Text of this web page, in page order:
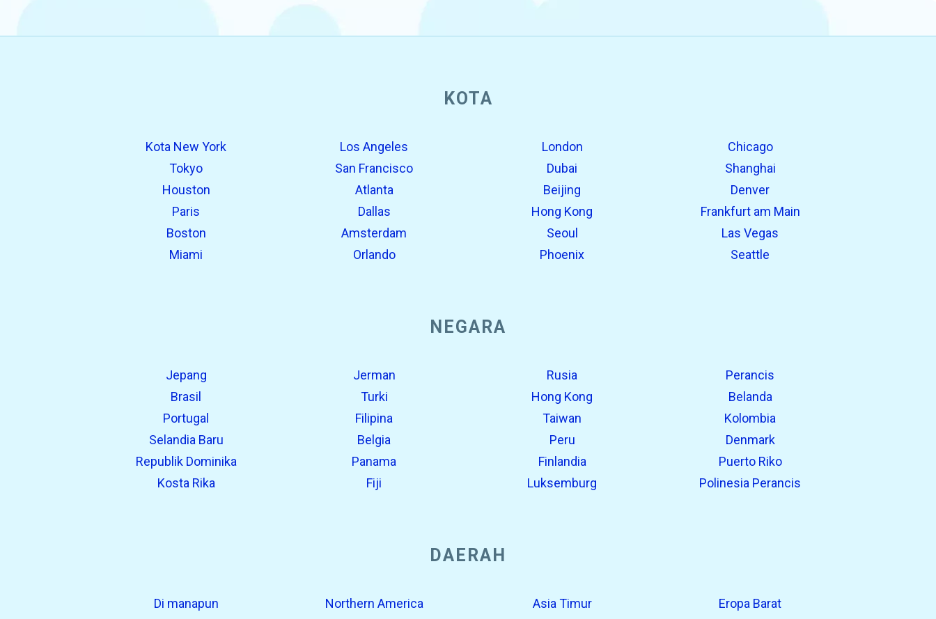
KOTA
Kota New York Los Angeles London
Chicago
Tokyo
San Francisco Dubai
Shanghai
Houston
Atlanta Beijing
Denver
Paris
Dallas Hong Kong
Frankfurt am Main
Boston
Amsterdam Seoul
Las Vegas
Miami
Orlando Phoenix Seattle
NEGARA
Jepang Jerman Rusia
Perancis
Brasil
Turki Hong Kong
Belanda
Portugal
Filipina Taiwan
Kolombia
Selandia Baru
Belgia Peru
Denmark
Republik Dominika
Panama Finlandia
Puerto Riko
Kosta Rika
Fiji Luksemburg Polinesia Perancis
DAERAH
Di manapun Northern America Asia Timur
Eropa Barat